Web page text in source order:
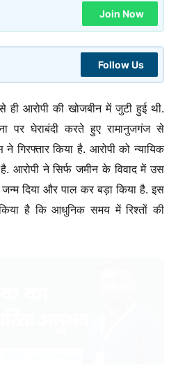
Join Now
Follow Us
ही आरोपी की खोजबीन में जुटी हुई थी.
पर घेराबंदी करते हुए रामानुजगंज से
गिरफ्तार किया है. आरोपी को न्यायिक
आरोपी ने सिर्फ जमीन के विवाद में उस
दिया और पाल कर बड़ा किया है. इस
है कि आधुनिक समय में रिश्तों की